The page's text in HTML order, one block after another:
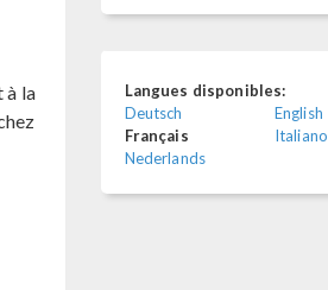
à la
Langues disponibles:
Deutsch
English
Français
Italiano
Nederlands